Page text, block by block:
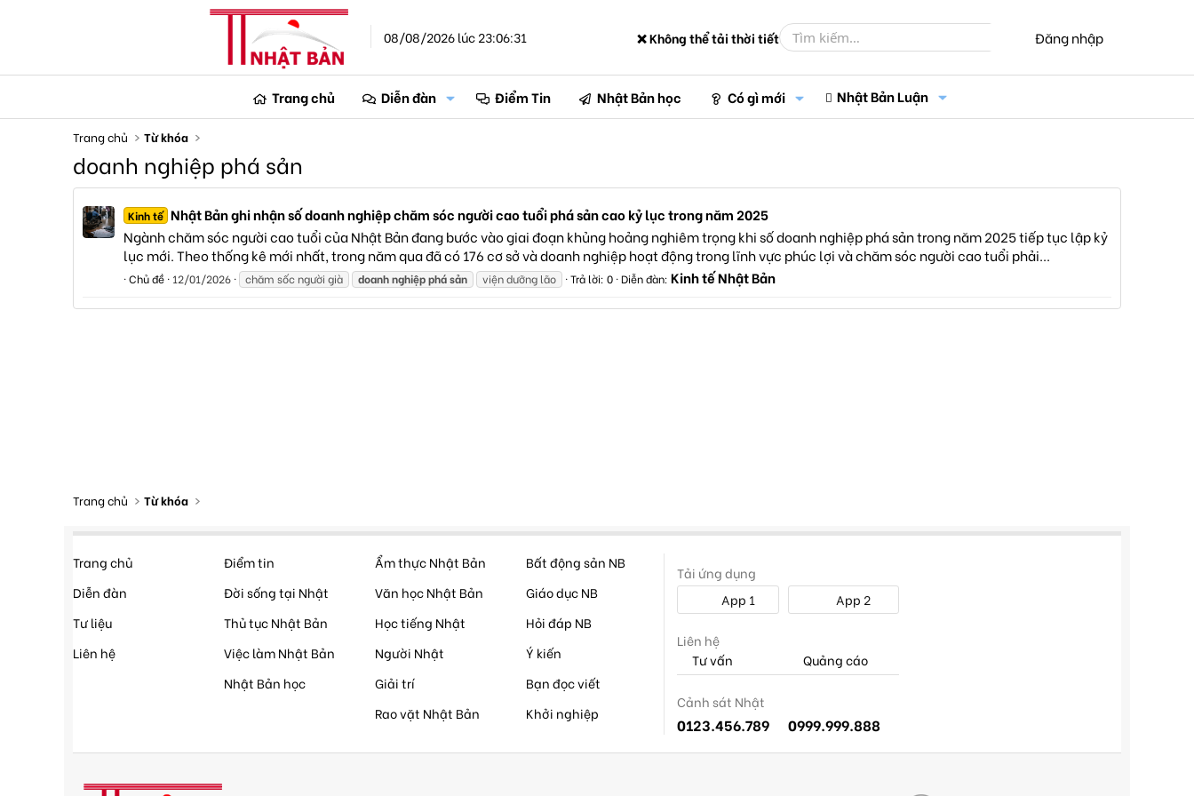
08/08/2026 lúc 23:06:31 ❌ Không thể tải thời tiết Đăng nhập
Trang chủ Diễn đàn Điểm Tin Nhật Bản học Có gì mới Nhật Bản Luận
Trang chủ Từ khóa
doanh nghiệp phá sản
Kinh tế Nhật Bản ghi nhận số doanh nghiệp chăm sóc người cao tuổi phá sản cao kỷ lục trong năm 2025
Ngành chăm sóc người cao tuổi của Nhật Bản đang bước vào giai đoạn khủng hoảng nghiêm trọng khi số doanh nghiệp phá sản trong năm 2025 tiếp tục lập kỷ
lục mới. Theo thống kê mới nhất, trong năm qua đã có 176 cơ sở và doanh nghiệp hoạt động trong lĩnh vực phúc lợi và chăm sóc người cao tuổi phải...
Chủ đề 12/01/2026 chăm sốc người già doanhnghiệpphásản viện dưỡng lão Trả lời: 0 Diễn đàn: Kinh tế Nhật Bản
Trang chủ Từ khóa
Trang chủ
Diễn đàn
Tư liệu
Liên hệ
Điểm tin
Đời sống tại Nhật
Thủ tục Nhật Bản
Việc làm Nhật Bản
Nhật Bản học
Ẩm thực Nhật Bản
Văn học Nhật Bản
Học tiếng Nhật
Người Nhật
Giải trí
Rao vặt Nhật Bản
Bất động sản NB
Giáo dục NB
Hỏi đáp NB
Ý kiến
Bạn đọc viết
Khởi nghiệp
Tải ứng dụng
App 1
App 2
Liên hệ
Tư vấn
Quảng cáo
Cảnh sát Nhật
0123.456.789 0999.999.888